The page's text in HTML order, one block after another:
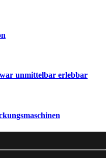
unmittelbar erlebbar